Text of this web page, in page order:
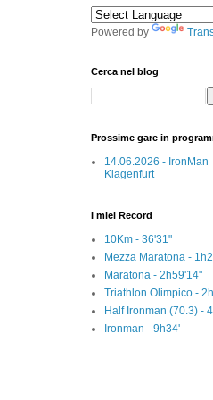
Powered by
Cerca nel blog
Prossime gare in
14.06.2026 - IronMan
Klagenfurt
I miei Record
10Km - 36'31"
Mezza Maratona -
Maratona - 2h59'14"
Triathlon Olimpico -
Half Ironman (70.3) -
Ironman - 9h34'